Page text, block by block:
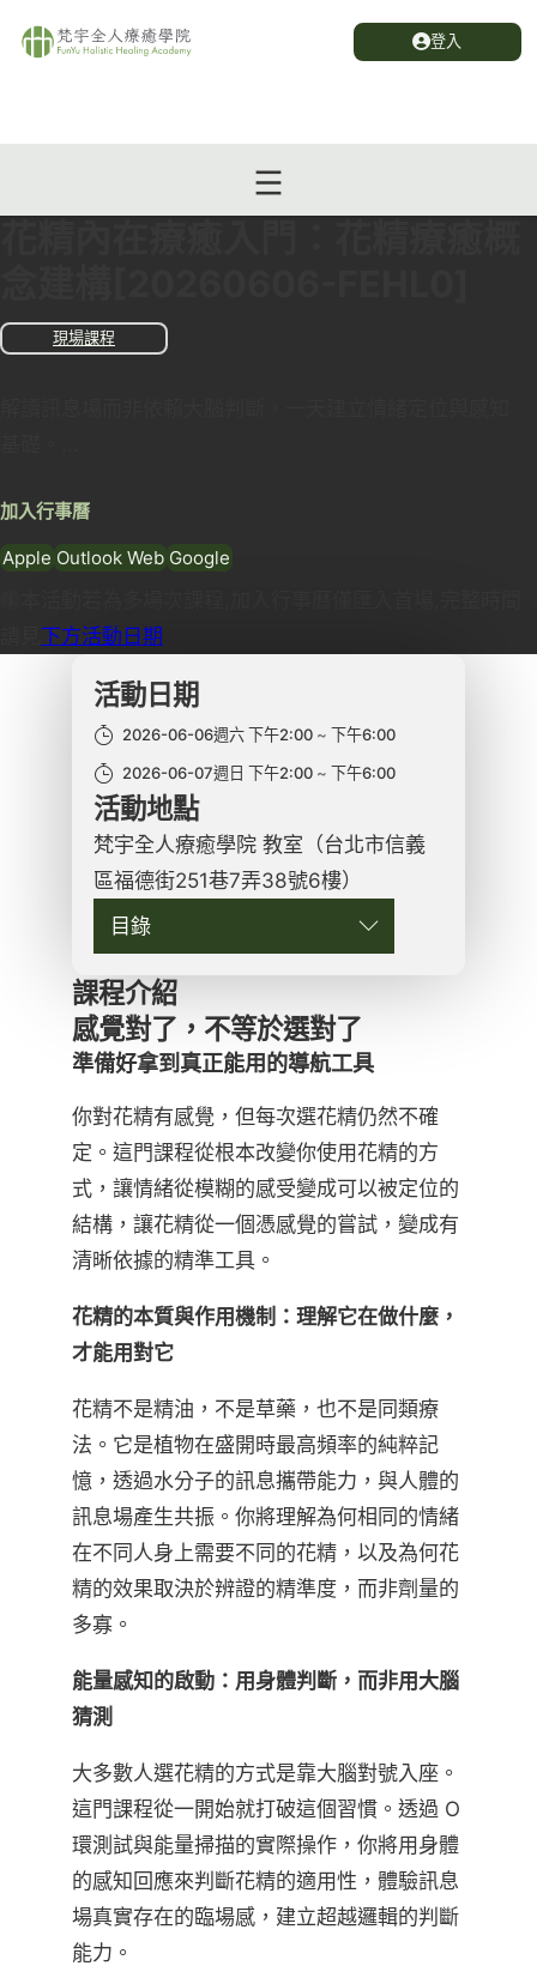
登入
現場課程
加入行事曆
Apple Outlook Web Google
下方活動日期
課程介紹
感覺對了，不等於選對了
準備好拿到真正能用的導航工具
你對花精有感覺，但每次選花精仍然不確
定。這門課程從根本改變你使用花精的方
式，讓情緒從模糊的感受變成可以被定位的
結構，讓花精從一個憑感覺的嘗試，變成有
清晰依據的精準工具。
花精的本質與作用機制：理解它在做什麼，
才能用對它
花精不是精油，不是草藥，也不是同類療
法。它是植物在盛開時最高頻率的純粹記
憶，透過水分子的訊息攜帶能力，與人體的
訊息場產生共振。你將理解為何相同的情緒
在不同人身上需要不同的花精，以及為何花
精的效果取決於辨證的精準度，而非劑量的
多寡。
能量感知的啟動：用身體判斷，而非用大腦
猜測
大多數人選花精的方式是靠大腦對號入座。
這門課程從一開始就打破這個習慣。透過 O
環測試與能量掃描的實際操作，你將用身體
的感知回應來判斷花精的適用性，體驗訊息
場真實存在的臨場感，建立超越邏輯的判斷
能力。
活動日期
2026-06-06週六 下午2:00 下午6:00
2026-06-07週日 下午2:00 下午6:00
活動地點
梵宇全人療癒學院 教室（台北市信義
區福德街251巷7弄38號6樓）
目錄